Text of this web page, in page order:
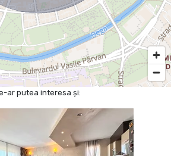
ar putea interesa și: